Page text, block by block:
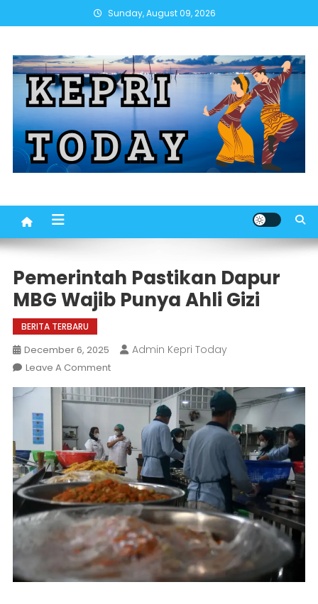
to
Sunday, August 09, 2026
Pemerintah Pastikan Dapur
MBG Wajib Punya Ahli Gizi
BERITA TERBARU
December 6, 2025 Admin Kepri Today
Leave A CommentOn
Pastikan
MBG
Wajib
Punya
Ahli
Gizi